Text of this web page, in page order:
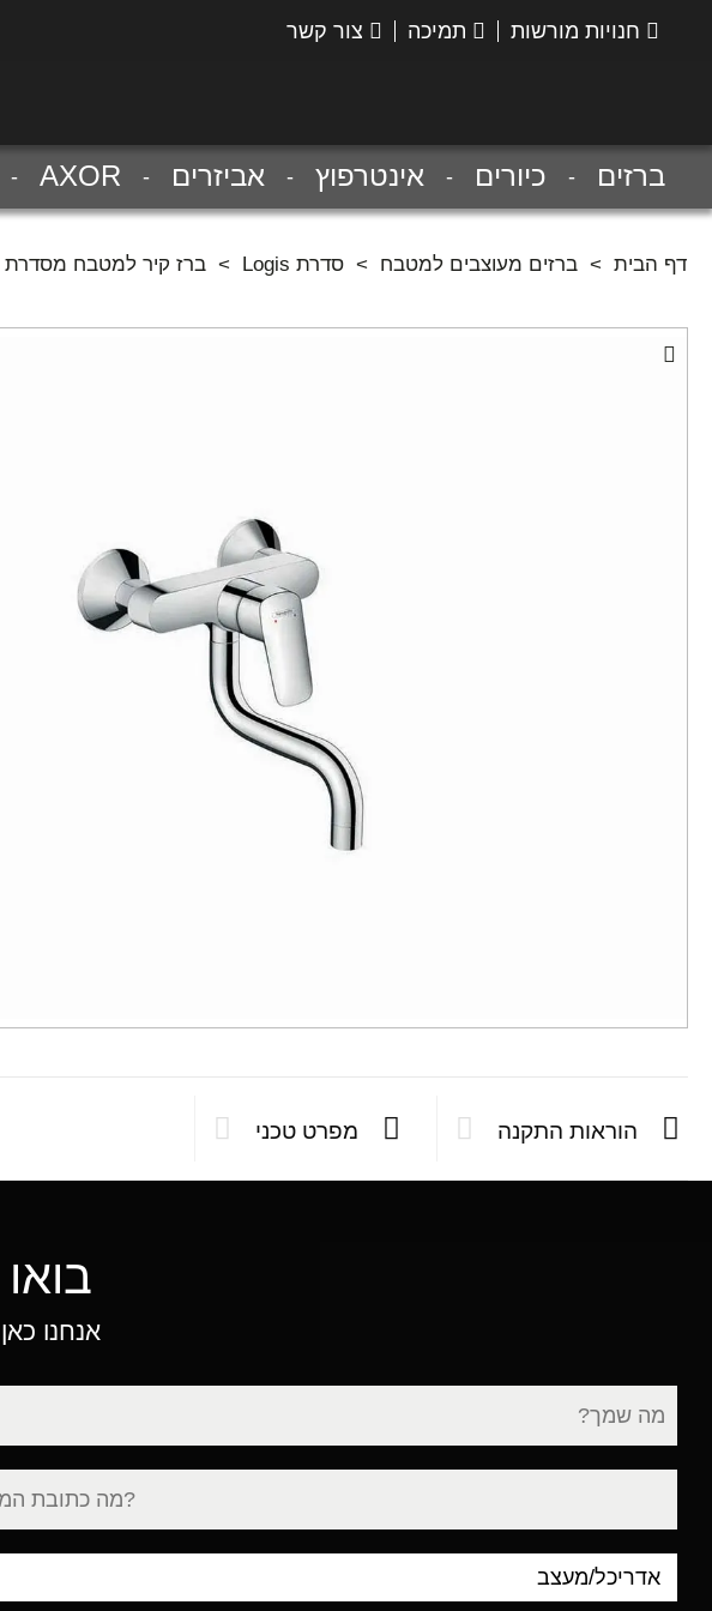
חנויות מורשות תמיכה צור קשר
ברזים כיורים אינטרפוץ אביזרים AXOR
דף הבית > ברזים מעוצבים למטבח > סדרת Logis > ברז קיר למטבח מסדרת
הוראות התקנה מפרט טכני
אנחנו